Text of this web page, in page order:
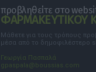
προβληθείτε στο
ΦΑΡΜΑΚΕΥΤΙΚΟΥ
Μάθετε για τους τρόπους
μέσα από το δημοφιλέστερο
Γεωργία Πασπαλά
gpaspala@boussias.com